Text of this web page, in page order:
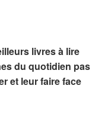
livres à lire
du quotidien pas
et leur faire face